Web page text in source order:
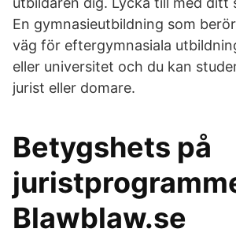
En gymnasieutbildning som
väg för eftergymnasiala
eller universitet och du kan
jurist eller domare.
Betygshets på
Blawblaw.se